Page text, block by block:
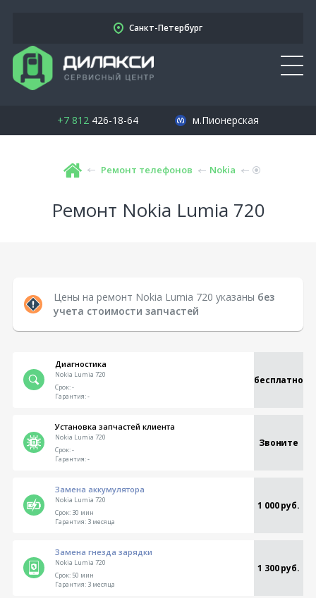
Санкт-Петербург
+7 812426-18-64 м.Пионерская
Ремонт телефонов Nokia
Ремонт Nokia Lumia 720
Цены на ремонт Nokia Lumia 720 указаны без
учета стоимости запчастей
Диагностика
Nokia Lumia 720 бесплатно
Срок:-
Гарантия:-
Установка запчастей клиента
Nokia Lumia 720 Звоните
Срок:-
Гарантия:-
Замена аккумулятора
Nokia Lumia 720 1 000 руб.
Срок:30 мин
Гарантия:3 месяца
Замена гнезда зарядки
Nokia Lumia 720 1 300 руб.
Срок:50 мин
Гарантия:3 месяца